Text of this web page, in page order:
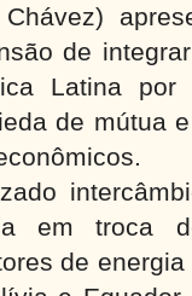
de
Latina
de mútua
em troca
de